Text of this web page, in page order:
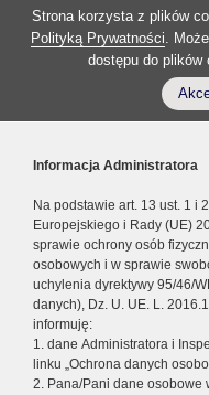
Strona korzysta z plików
Polityką Prywatności.
dostępu do plików
Informacja Administratora
Na podstawie art. 13 ust. 1 i
Europejskiego i Rady (UE)
sprawie ochrony osób
osobowych i w sprawie
uchylenia dyrektywy 95/46/
danych), Dz. U. UE. L.
informuję:
1. dane Administratora i
linku „Ochrona danych
2. Pana/Pani dane osobowe